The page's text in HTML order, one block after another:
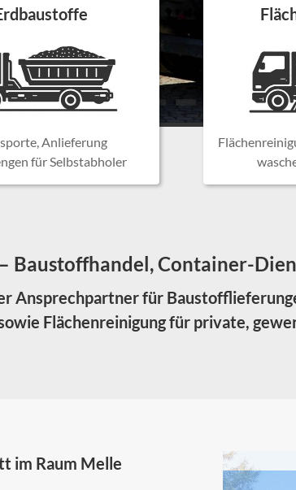
Anlieferung
für Selbstabholer
Baustoffhandel, Container-
Ansprechpartner für
Flächenreinigung für private,
im Raum Melle